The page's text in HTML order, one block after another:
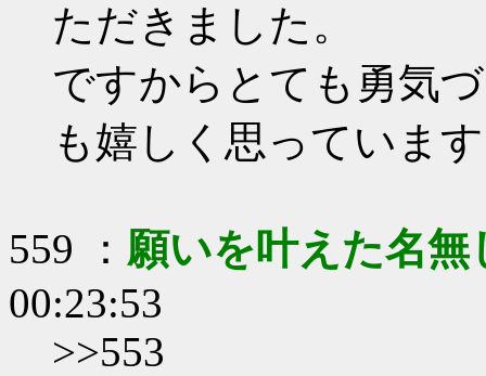
ただきました。
ですからとても勇気
も嬉しく思っていま
559 ： 願いを叶えた名無
00:23:53
>>553